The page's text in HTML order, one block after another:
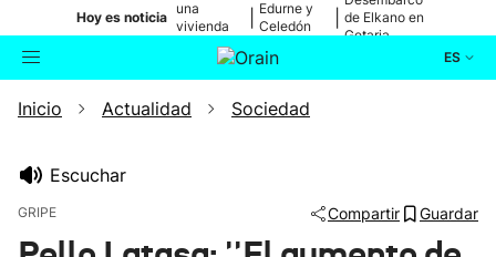
Hoy es noticia
una
vivienda
de Bilbao
Edurne y
Celedón
de Elkano en
Getaria
ES
Buscador Actualidad
Inicio Actualidad Sociedad
Escuchar
GRIPE Compartir Guardar